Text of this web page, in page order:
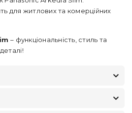
для житлових та комерційних
– функціональність, стиль та